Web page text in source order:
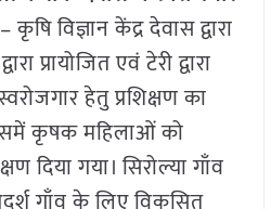
कृषि विज्ञान केंद्र देवास द्वारा
प्रायोजित एवं टेरी द्वारा
हेतु प्रशिक्षण का
कृषक महिलाओं को
दिया गया। सिरोल्या गाँव